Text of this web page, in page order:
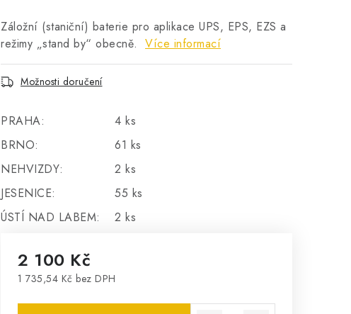
Záložní (staniční) baterie pro aplikace UPS, EPS, EZS a
režimy „stand by“ obecně. Více informací
Možnosti doručení
PRAHA:
4 ks
BRNO:
61 ks
NEHVIZDY:
2 ks
JESENICE:
55 ks
ÚSTÍ NAD LABEM:
2 ks
2 100 Kč
1 735,54 Kč bez DPH